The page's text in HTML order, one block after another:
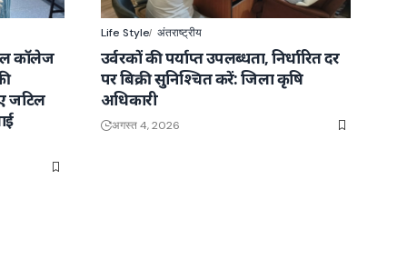
कॉलेज
जटिल
Life Style अंतराष्ट्रीय
उर्वरकों की पर्याप्त उपलब्धता, निर्धारित दर
पर बिक्री सुनिश्चित करें: जिला कृषि
अधिकारी
अगस्त 4, 2026